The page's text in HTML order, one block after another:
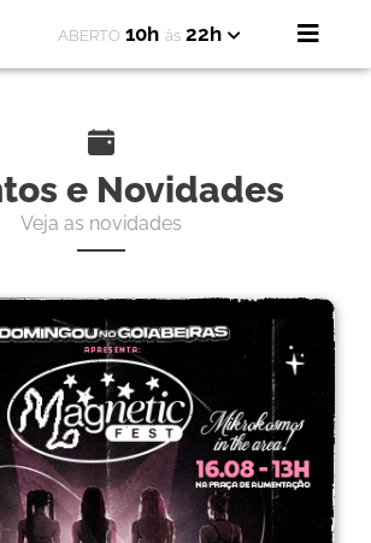
ABERTO 10h às 22h
e Novidades
Veja as novidades